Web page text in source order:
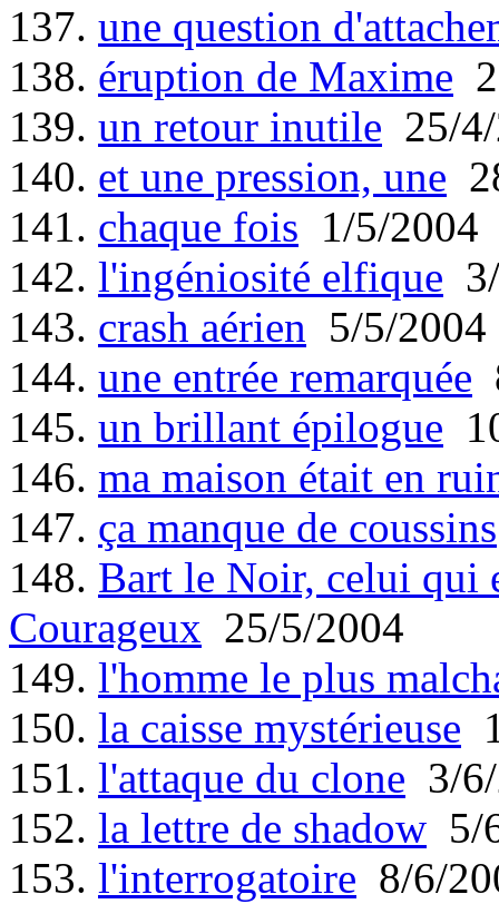
137. une question
138. éruption de Maxime
139. un retour inutile 25/
140. et une pression, une
141. chaque fois 1/5/2004
142. l'ingéniosité elfique
143. crash aérien 5/5/2004
144. une entrée remarquée
145. un brillant épilogue
146. ma maison était en
147. ça manque de coussins
148. Bart le Noir, celui qui
Courageux 25/5/2004
149. l'homme le plus
150. la caisse mystérieuse
151. l'attaque du clone 3/
152. la lettre de shadow 5/
153. l'interrogatoire 8/6/